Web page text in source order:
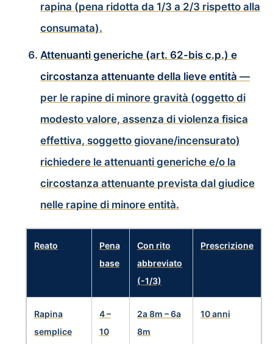
rapina (pena ridotta da 1/3 a 2/3 rispetto alla
consumata).
Attenuanti generiche (art. 62-bis c.p.) e
circostanza attenuante della lieve entità —
per le rapine di minore gravità (oggetto di
modesto valore, assenza di violenza fisica
effettiva, soggetto giovane/incensurato)
richiedere le attenuanti generiche e/o la
circostanza attenuante prevista dal giudice
nelle rapine di minore entità.
Reato
Pena
base
Con rito
abbreviato
(-1/3)
Prescrizione
Rapina
semplice
4 –
10
2a 8m – 6a
8m
10 anni